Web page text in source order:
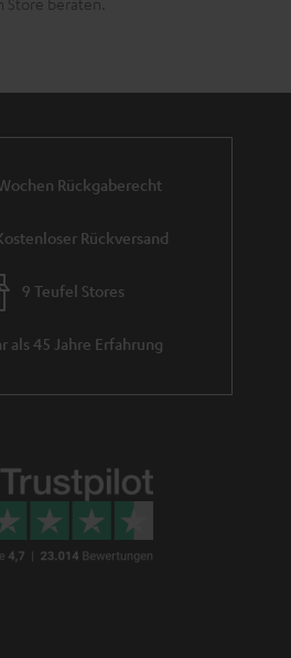
Rückgaberecht
Rückversand
9 Teufel Stores
als 45 Jahre Erfahrung